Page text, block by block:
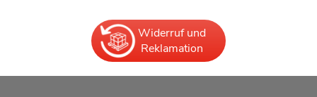
Widerruf und
Reklamation